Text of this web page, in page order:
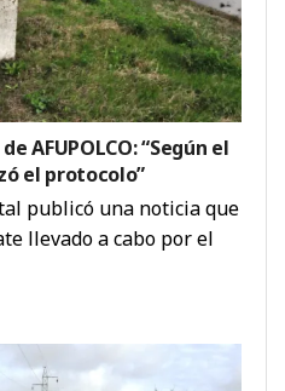
AFUPOLCO: “Según el
el protocolo”
publicó una noticia que
llevado a cabo por el